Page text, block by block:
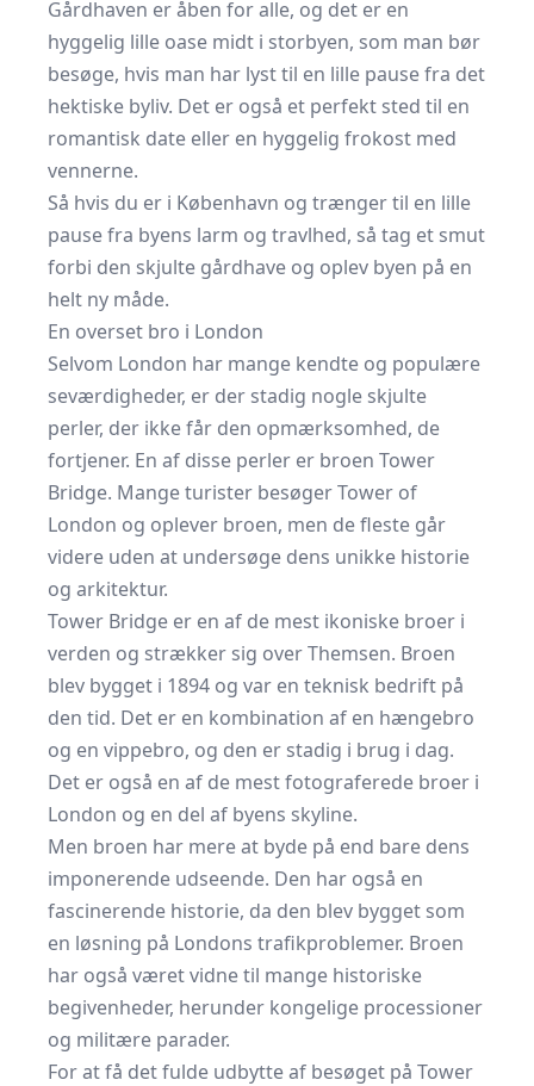
Gårdhaven er åben for alle, og det er en
hyggelig lille oase midt i storbyen, som man bør
besøge, hvis man har lyst til en lille pause fra det
hektiske byliv. Det er også et perfekt sted til en
romantisk date eller en hyggelig frokost med
vennerne.
Så hvis du er i København og trænger til en lille
pause fra byens larm og travlhed, så tag et smut
forbi den skjulte gårdhave og oplev byen på en
helt ny måde.
En overset bro i London
Selvom London har mange kendte og populære
seværdigheder, er der stadig nogle skjulte
perler, der ikke får den opmærksomhed, de
fortjener. En af disse perler er broen Tower
Bridge. Mange turister besøger Tower of
London og oplever broen, men de fleste går
videre uden at undersøge dens unikke historie
og arkitektur.
Tower Bridge er en af de mest ikoniske broer i
verden og strækker sig over Themsen. Broen
blev bygget i 1894 og var en teknisk bedrift på
den tid. Det er en kombination af en hængebro
og en vippebro, og den er stadig i brug i dag.
Det er også en af de mest fotograferede broer i
London og en del af byens skyline.
Men broen har mere at byde på end bare dens
imponerende udseende. Den har også en
fascinerende historie, da den blev bygget som
en løsning på Londons trafikproblemer. Broen
har også været vidne til mange historiske
begivenheder, herunder kongelige processioner
og militære parader.
For at få det fulde udbytte af besøget på Tower